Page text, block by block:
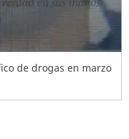
de drogas en marzo